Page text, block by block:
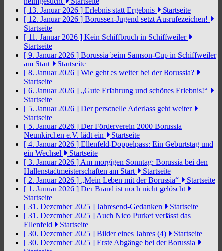
[ 13. Januar 2026 ] Erlebnis statt Ergebnis
Startseite
[ 12. Januar 2026 ] Borussen-Jugend setzt Ausrufezeichen!
Startseite
[ 11. Januar 2026 ] Kein Schiffbruch in Schiffweiler
Startseite
[ 9. Januar 2026 ] Borussia beim Samson-Cup in Schiffweiler
am Start
Startseite
[ 8. Januar 2026 ] Wie geht es weiter bei der Borussia?
Startseite
[ 6. Januar 2026 ] „Gute Erfahrung und schönes Erlebnis!“
Startseite
[ 5. Januar 2026 ] Der personelle Aderlass geht weiter
Startseite
[ 5. Januar 2026 ] Der Förderverein 2000 Borussia
Neunkirchen e.V. lädt ein
Startseite
[ 4. Januar 2026 ] Ellenfeld-Doppelpass: Ein Geburtstag und
ein Wechsel
Startseite
[ 3. Januar 2026 ] Am morgigen Sonntag: Borussia bei den
Hallenstadtmeisterschaften am Start
Startseite
[ 2. Januar 2026 ] „Mein Leben mit der Borussia“
Startseite
[ 1. Januar 2026 ] Der Brand ist noch nicht gelöscht
Startseite
[ 31. Dezember 2025 ] Jahresend-Gedanken
Startseite
[ 31. Dezember 2025 ] Auch Nico Purket verlässt das
Ellenfeld
Startseite
[ 30. Dezember 2025 ] Bilder eines Jahres (4)
Startseite
[ 30. Dezember 2025 ] Erste Abgänge bei der Borussia